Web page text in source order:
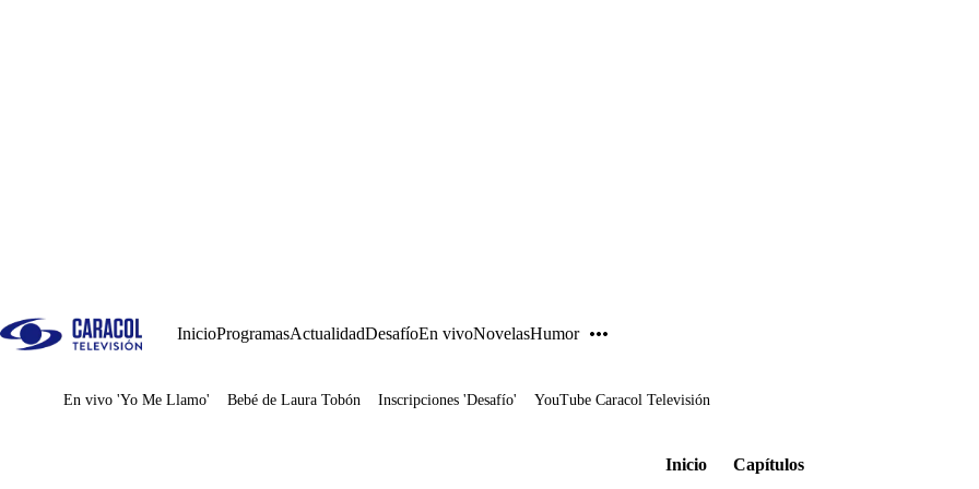
InicioProgramasActualidadDesafíoEn vivoNovelasHumor
Juegos
En vivo 'Yo Me Llamo' Bebé de Laura Tobón Inscripciones 'Desafío' YouTube Caracol Televisión
Inicio Capítulos